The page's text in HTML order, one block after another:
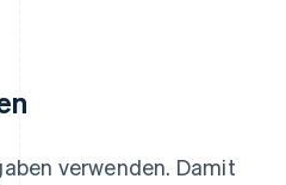
verwenden. Damit